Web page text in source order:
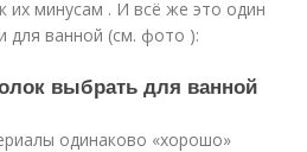
их минусам . И всё же это один
для ванной (см. фото ):
выбрать для ванной
одинаково «хорошо»